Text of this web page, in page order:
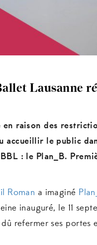
Lausanne
raison des
accueillir le public
: le Plan_B.
Roman a imaginé
inauguré, le 11
refermer ses portes